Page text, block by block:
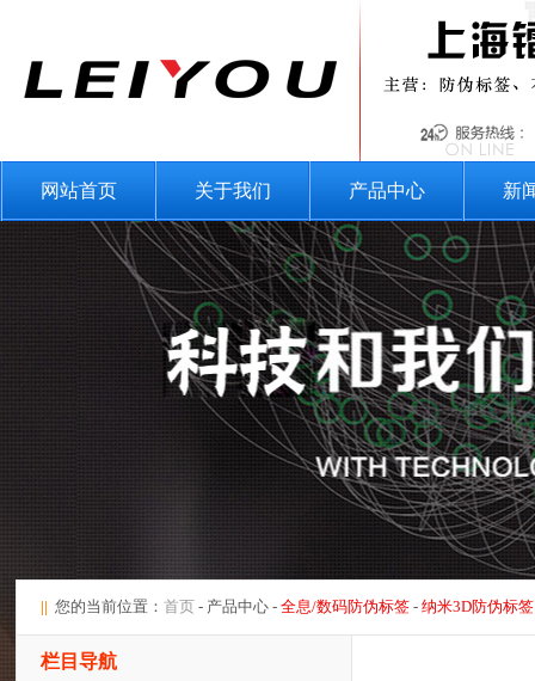
网站首页 关于我们 产品中心 新
|| 您的当前位置： 首页- 产品中心 - 全息/数码防伪标签- 纳米3D防伪标签
栏目导航